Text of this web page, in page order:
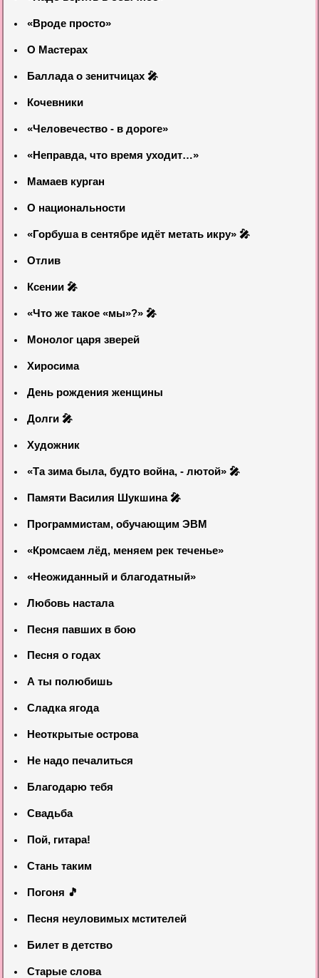
«Вроде просто»
О Мастерах
Баллада о зенитчицах 🎤
Кочевники
«Человечество - в дороге»
«Неправда, что время уходит…»
Мамаев курган
О национальности
«Горбуша в сентябре идёт метать икру» 🎤
Отлив
Ксении 🎤
«Что же такое «мы»?» 🎤
Монолог царя зверей
Хиросима
День рождения женщины
Долги 🎤
Художник
«Та зима была, будто война, - лютой» 🎤
Памяти Василия Шукшина 🎤
Программистам, обучающим ЭВМ
«Кромсаем лёд, меняем рек теченье»
«Неожиданный и благодатный»
Любовь настала
Песня павших в бою
Песня о годах
А ты полюбишь
Сладка ягода
Неоткрытые острова
Не надо печалиться
Благодарю тебя
Свадьба
Пой, гитара!
Стань таким
Погоня 🎵
Песня неуловимых мстителей
Билет в детство
Старые слова